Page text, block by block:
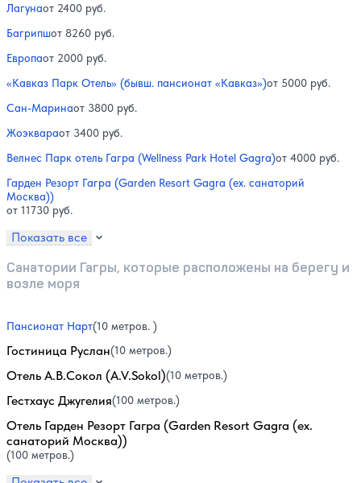
Лагунаот 2400 руб.
Багрипшот 8260 руб.
Европаот 2000 руб.
«Кавказ Парк Отель» (бывш. пансионат «Кавказ»)от 5000 руб.
Сан-Маринаот 3800 руб.
Жоэквараот 3400 руб.
Велнес Парк отель Гагра (Wellness Park Hotel Gagra)от 4000 руб.
Гарден Резорт Гагра (Garden Resort Gagra (ex. санаторий
Москва))
от 11730 руб.
Показать все
Санатории Гагры, которые расположены на берегу и
возле моря
Пансионат Нарт(10 метров. )
Гостиница Руслан(10 метров.)
Отель А.В.Сокол (A.V.Sokol)(10 метров.)
Гестхаус Джугелия(100 метров.)
Отель Гарден Резорт Гагра (Garden Resort Gagra (ex.
санаторий Москва))
(100 метров.)